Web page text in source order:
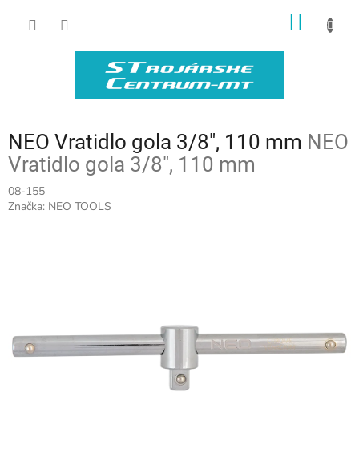
NEO Vratidlo gola 3/8", 110 mm NEO
Vratidlo gola 3/8", 110 mm
08-155
Značka: NEO TOOLS